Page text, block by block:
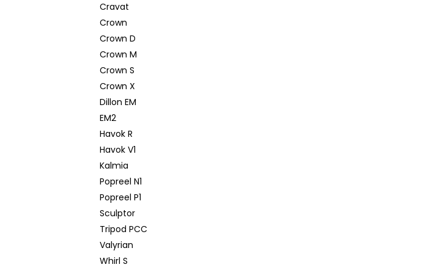
Cravat
Crown
Crown D
Crown M
Crown S
Crown X
Dillon EM
EM2
Havok R
Havok V1
Kalmia
Popreel N1
Popreel P1
Sculptor
Tripod PCC
Valyrian
Whirl S